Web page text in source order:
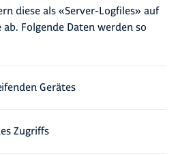
diese als «Server-Logfiles» auf
Folgende Daten werden so
Gerätes
Zugriffs